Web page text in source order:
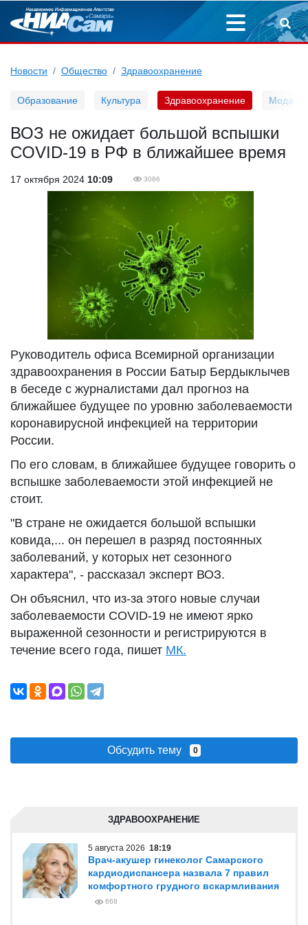
Новости Общество Здравоохранение
Образование Культура Здравоохранение Мода
ВОЗ не ожидает большой вспышки
COVID-19 в РФ в ближайшее время
17 октября 2024 10:09 3086
Руководитель офиса Всемирной организации
здравоохранения в России Батыр Бердыклычев
в беседе с журналистами дал прогноз на
ближайшее будущее по уровню заболеваемости
коронавирусной инфекцией на территории
России.
По его словам, в ближайшее будущее говорить о
вспышке заболеваемости этой инфекцией не
стоит.
"В стране не ожидается большой вспышки
ковида,... он перешел в разряд постоянных
заболеваний, у которых нет сезонного
характера", - рассказал эксперт ВОЗ.
Он объяснил, что из-за этого новые случаи
заболеваемости COVID-19 не имеют ярко
выраженной сезонности и регистрируются в
течение всего года, пишет МК.
Обсудить тему 0
ЗДРАВООХРАНЕНИЕ
5 августа 2026 18:19
Врач-акушер гинеколог Самарского
кардиодиспансера назвала 7 правил
комфортного грудного вскармливания
668